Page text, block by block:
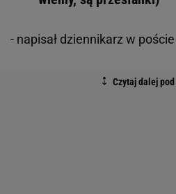
- napisał dziennikarz w